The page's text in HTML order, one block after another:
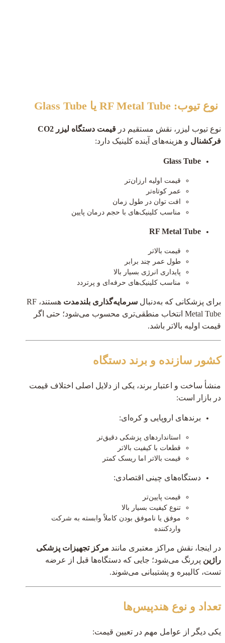
نوع تیوب: RF Metal Tube یا Glass Tube
نوع تیوب لیزر، نقش مستقیم در
قیمت دستگاه لیزر CO2
فرکشنال و هزینه‌های آینده کلینیک دارد:
Glass Tube
قیمت اولیه ارزان‌تر
عمر کوتاه‌تر
افت توان در طول زمان
مناسب کلینیک‌های با حجم درمان پایین
RF Metal Tube
قیمت بالاتر
طول عمر چند برابر
پایداری انرژی بسیار بالا
مناسب کلینیک‌های حرفه‌ای و پرتردد
برای پزشکانی که به‌دنبال سرمایه‌گذاری بلندمدت
هستند، RF
Metal Tube انتخاب منطقی‌تری محسوب می‌شود؛ حتی اگر
قیمت اولیه بالاتر باشد.
کشور سازنده و برند دستگاه
منشأ ساخت و اعتبار برند، یکی از دلایل اصلی اختلاف قیمت
در بازار است:
برندهای اروپایی و کره‌ای:
استانداردهای پزشکی دقیق‌تر
قطعات با کیفیت بالاتر
قیمت بالاتر اما ریسک کمتر
دستگاه‌های چینی اقتصادی:
قیمت پایین‌تر
تنوع کیفیت بسیار بالا
موفق یا ناموفق بودن کاملاً وابسته به شرکت
واردکننده
در اینجا، نقش مراکز معتبری مانند مرکز تجهیزات پزشکی
راژین پررنگ می‌شود؛ جایی که دستگاه‌ها قبل از عرضه
تست، کالیبره و پشتیبانی می‌شوند.
تعداد و نوع هندپیس‌ها
یکی دیگر از عوامل مهم در تعیین قیمت: